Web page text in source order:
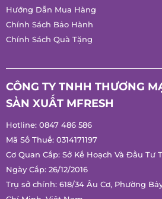
Hướng Dẫn Mua Hàng
Chính Sách Bảo Hành
Chính Sách Quà Tặng
CÔNG TY TNHH THƯƠNG
SẢN XUẤT MFRESH
Hotline: 0847 486 586
Mã Số Thuế: 0314171197
Cơ Quan Cấp: Sở Kế Hoạch Và Đầu Tư
Ngày Cấp: 26/12/2016
Trụ sở chính: 618/34 Âu Cơ, Phường